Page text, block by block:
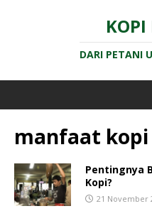
KOPI
DARI PETANI
manfaat kopi
Pentingnya
Kopi?
21 November